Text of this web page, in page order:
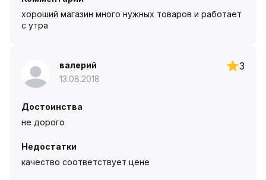
хороший магазин много нужных товаров и работает
с утра
валерий
13.08.2018
3
Достоинства
не дорого
Недостатки
качество соответствует цене